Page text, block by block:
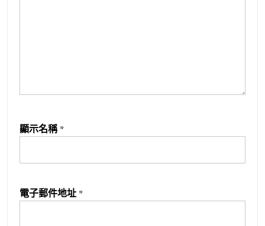
顯示名稱 *
電子郵件地址 *